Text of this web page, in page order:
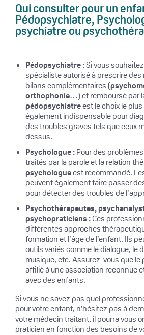
Qui consulter pour un
Pédopsychiatre,
psychiatre ou
Pédopsychiatre :Si vous
spécialiste autorisé à prescrire
bilans complémentaires (
orthophonie…) et remboursé par
pédopsychiatreest le choix le
également indispensable pour
des troubles graves tels que ceux
dessus.
Psychologue :Pour des
traités par la parole et la relation
psychologueest recommandé.
peuvent également faire passer
pour détecter des troubles de
Psychothérapeutes,
psychopraticiens :Ces
différentes approches
formation et l’âge de l’enfant. Ils
outils variés comme le dialogue, le
musique, etc. Assurez-vous que
affilié à une association reconnue
avec des enfants.
Si vous ne savez pas quel
pour votre enfant, n’hésitez pas à
votre médecin traitant, il pourra vous
praticien en fonction des besoins de